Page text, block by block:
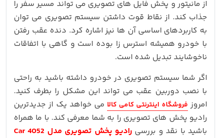
از مانیتور و پخش فایل های تصویری می تواند مسیر سفر را
جذاب کند. از نقاط قوت داشتن سیستم تصویری می توان
به کاربردهای اساسی آن ها نیز اشاره کرد. دنده عقب رفتن
با خودرو همیشه استرس زا بوده است و گاهی با اتفاقات
ناخوشایند تبدیل شده است.
اگر شما سیستم تصویری در خودرو داشته باشید به راحتی
با نصب دوربین عقب می تواند این مشکل را بطرف کنید.
امروز فروشگاه اینترنتی کامی کالا می خواهد یک از جدیدترین
رادیو پخش های تصویری را به شما معرفی کند. با ما همراه
باشید با نقد و بررسی
رادیو پخش تصویری مدل 4052 Car